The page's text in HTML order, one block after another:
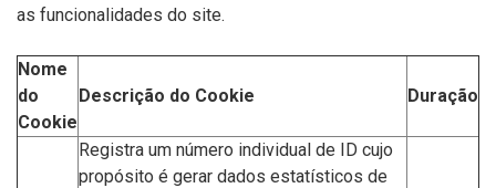
as funcionalidades do site.
Nome
do
Cookie
Descrição do Cookie Duração
Registra um número individual de ID cujo
propósito é gerar dados estatísticos de